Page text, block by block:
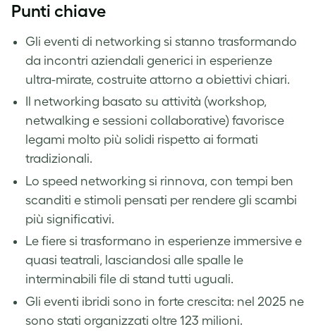
Punti chiave
Gli eventi di networking si stanno trasformando
da incontri aziendali generici in esperienze
ultra-mirate, costruite attorno a obiettivi chiari.
Il networking basato su attività (workshop,
netwalking e sessioni collaborative) favorisce
legami molto più solidi rispetto ai formati
tradizionali.
Lo speed networking si rinnova, con tempi ben
scanditi e stimoli pensati per rendere gli scambi
più significativi.
Le fiere si trasformano in esperienze immersive e
quasi teatrali, lasciandosi alle spalle le
interminabili file di stand tutti uguali.
Gli eventi ibridi sono in forte crescita: nel 2025 ne
sono stati organizzati oltre 123 milioni.